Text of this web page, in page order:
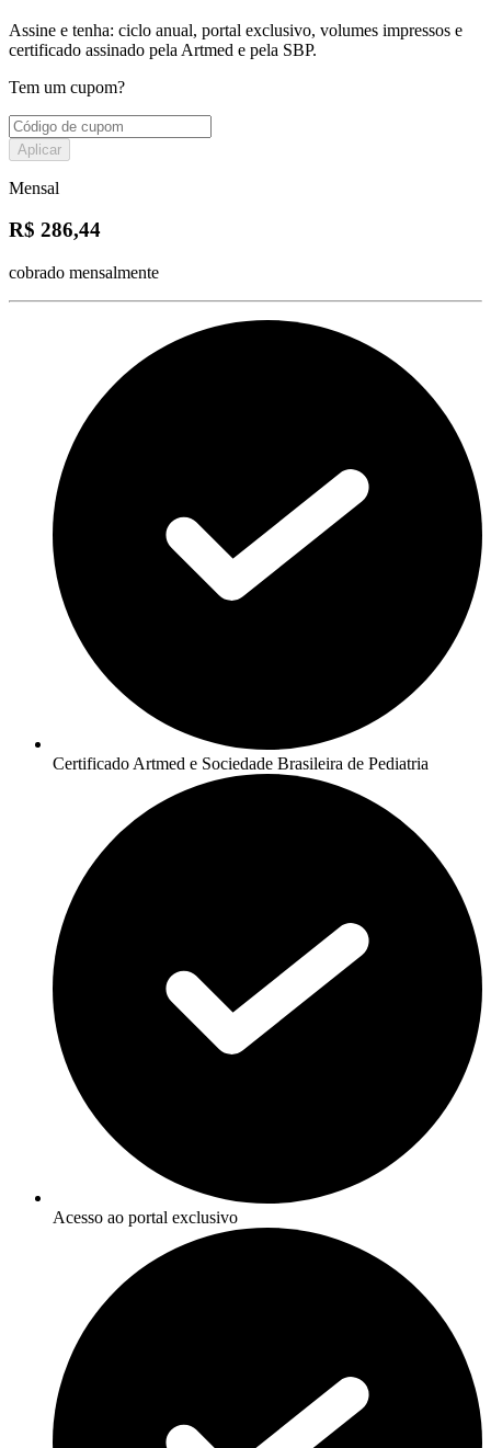
Assine e tenha: ciclo anual, portal exclusivo, volumes impressos e
certificado assinado pela Artmed e pela SBP.
Tem um cupom?
Aplicar
Mensal
R$ 286,44
cobrado mensalmente
Certificado Artmed e Sociedade Brasileira de Pediatria
Acesso ao portal exclusivo